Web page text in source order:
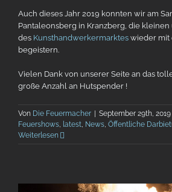
Auch dieses Jahr 2019 konnten wir am
Pantaleonsberg in Kranzberg, die
des Kunsthandwerkermarktes wieder mit
begeistern.
Vielen Dank von unserer Seite an das
große Anzahl an Hutspender !
Von Die Feuermacher September 29th, 2019
Feuershows, latest, News, Öffentliche
Weiterlesen